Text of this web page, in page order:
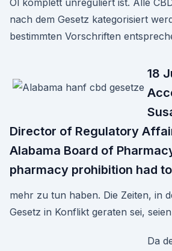
Öl komplett unreguliert ist. Alle
nach dem Gesetz kategorisiert
bestimmten Vorschriften
18
Director of Regulatory
Alabama Board of
pharmacy prohibition had
mehr zu tun haben. Die Zeiten, in
Gesetz in Konflikt geraten sei,
Da